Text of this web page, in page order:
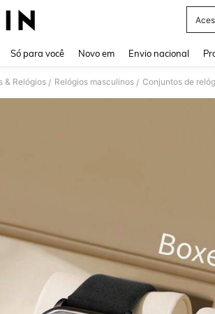
Só para você Novo em Envio nacional
& Relógios / Relógios masculinos / Conjuntos de